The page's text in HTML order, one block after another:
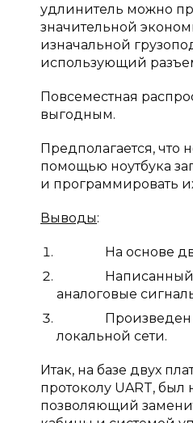
удлинитель можно
значительной
изначальной
использующий
Повсеместная
выгодным.
Предполагается, что
помощью ноутбука
и программировать
Выводы:
На основе двух
Написанный
аналоговые
Произведен
локальной сети.
Итак, на базе двух
протоколу UART,
позволяющий